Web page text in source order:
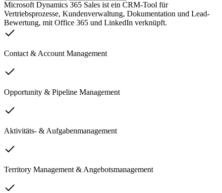
Microsoft Dynamics 365 Sales ist ein CRM-Tool für
Vertriebsprozesse, Kundenverwaltung, Dokumentation und Lead-
Bewertung, mit Office 365 und LinkedIn verknüpft.
Contact & Account Management
Opportunity & Pipeline Management
Aktivitäts- & Aufgabenmanagement
Territory Management & Angebotsmanagement